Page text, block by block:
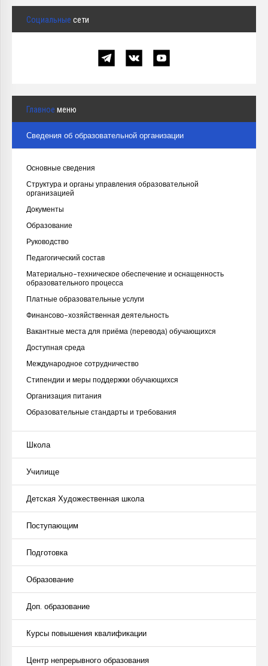
Социальные сети
Главное меню
Сведения об образовательной организации
Основные сведения
Структура и органы управления образовательной
организацией
Документы
Образование
Руководство
Педагогический состав
Материально-техническое обеспечение и оснащенность
образовательного процесса
Платные образовательные услуги
Финансово-хозяйственная деятельность
Вакантные места для приёма (перевода) обучающихся
Доступная среда
Международное сотрудничество
Стипендии и меры поддержки обучающихся
Организация питания
Образовательные стандарты и требования
Школа
Училище
Детская Художественная школа
Поступающим
Подготовка
Образование
Доп. образование
Курсы повышения квалификации
Центр непрерывного образования